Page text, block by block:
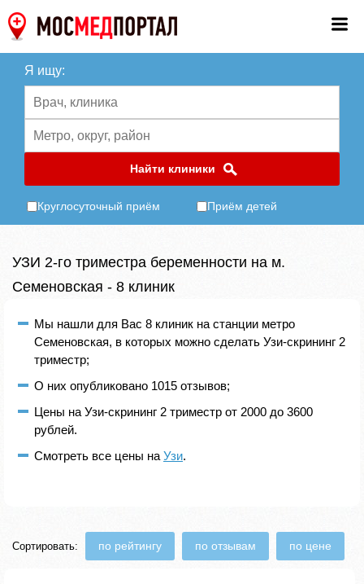
Я ищу:
Найти клиники
Круглосуточный приём Приём детей
УЗИ 2-го триместра беременности на м.
Семеновская - 8 клиник
Мы нашли для Вас 8 клиник на станции метро
Семеновская, в которых можно сделать Узи-скрининг 2
триместр;
О них опубликовано 1015 отзывов;
Цены на Узи-скрининг 2 триместр от 2000 до 3600
рублей.
Смотреть все цены на Узи.
Сортировать: по рейтингу по отзывам по цене